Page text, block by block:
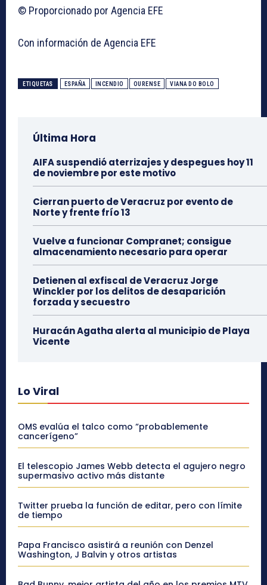
© Proporcionado por Agencia EFE
Con información de Agencia EFE
ETIQUETAS ESPAÑA INCENDIO OURENSE VIANA DO BOLO
Última Hora
AIFA suspendió aterrizajes y despegues hoy 11
de noviembre por este motivo
Cierran puerto de Veracruz por evento de
Norte y frente frío 13
Vuelve a funcionar Compranet; consigue
almacenamiento necesario para operar
Detienen al exfiscal de Veracruz Jorge
Winckler por los delitos de desaparición
forzada y secuestro
Huracán Agatha alerta al municipio de Playa
Vicente
Lo Viral
OMS evalúa el talco como “probablemente
cancerígeno”
El telescopio James Webb detecta el agujero negro
supermasivo activo más distante
Twitter prueba la función de editar, pero con límite
de tiempo
Papa Francisco asistirá a reunión con Denzel
Washington, J Balvin y otros artistas